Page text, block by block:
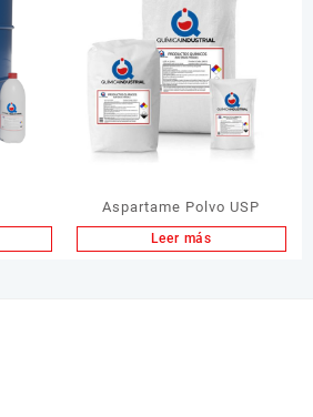
Aspartame Polvo USP
Leer más